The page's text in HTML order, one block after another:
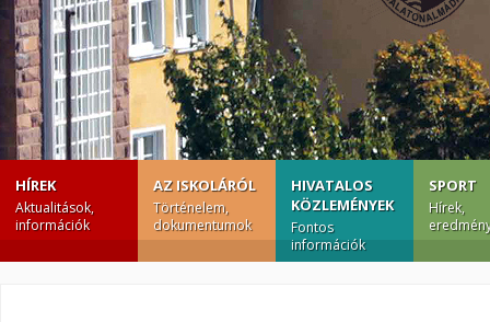
HÍREK
Aktualitások,
információk
AZ ISKOLÁRÓL
Történelem,
dokumentumok
HIVATALOS
KÖZLEMÉNYEK
Fontos
információk
SPORT
Hírek,